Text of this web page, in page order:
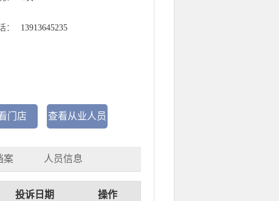
： 13913645235
查看从业人员
门店
案 人员信息
投诉日期 操作